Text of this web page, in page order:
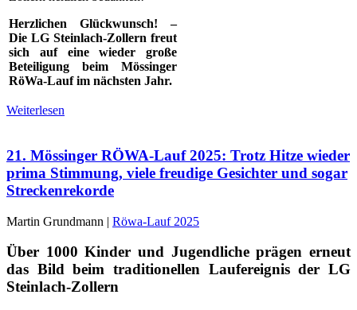
Herzlichen Glückwunsch! –
Die LG Steinlach-Zollern freut
sich auf eine wieder große
Beteiligung beim Mössinger
RöWa-Lauf im nächsten Jahr.
Weiterlesen
21. Mössinger RÖWA-Lauf 2025: Trotz Hitze wieder
prima Stimmung, viele freudige Gesichter und sogar
Streckenrekorde
Martin Grundmann | Röwa-Lauf 2025
Über 1000 Kinder und Jugendliche prägen erneut
das Bild beim traditionellen Laufereignis der LG
Steinlach-Zollern